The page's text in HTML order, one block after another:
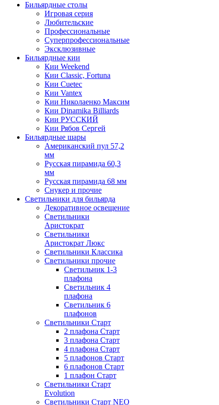
Бильярдные столы
Игровая серия
Любительские
Профессиональные
Суперпрофессиональные
Эксклюзивные
Бильярдные кии
Кии Weekend
Кии Classic, Fortuna
Кии Cuetec
Кии Vantex
Кии Николаенко Максим
Кии Dinamika Billiards
Кии РУССКИЙ
Кии Рябов Сергей
Бильярдные шары
Американский пул 57,2
мм
Русская пирамида 60,3
мм
Русская пирамида 68 мм
Снукер и прочие
Светильники для бильярда
Декоративное освещение
Светильники
Аристократ
Светильники
Аристократ Люкс
Светильники Классика
Светильники прочие
Светильник 1-3
плафона
Светильник 4
плафона
Светильник 6
плафонов
Светильники Старт
2 плафона Старт
3 плафона Старт
4 плафона Старт
5 плафонов Старт
6 плафонов Старт
1 плафон Старт
Светильники Старт
Evolution
Светильники Старт NEO